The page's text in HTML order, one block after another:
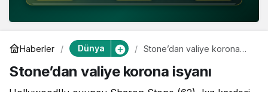
Haberler Dünya
Stone’dan valiye korona
Stone’dan valiye korona isyanı